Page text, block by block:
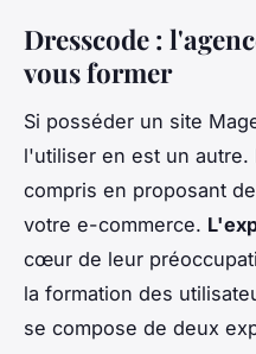
Dresscode :
vous former
Si posséder un site
l'utiliser en est un autre.
compris en proposant
votre e-commerce.
cœur de leur
la formation des
se compose de deux